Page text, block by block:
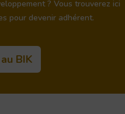
? Vous trouverez ici
pour devenir adhérent.
BIK